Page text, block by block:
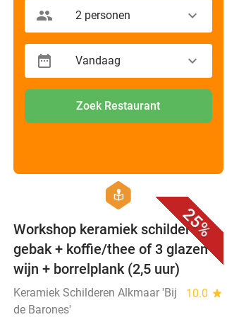
2 personen
Vandaag
Zoek Restaurant
25%
favorite_border
hexagon
course
Workshop keramiek schilderen +
gebak + koffie/thee of 3 glazen
wijn + borrelplank (2,5 uur)
Keramiek Schilderen Alkmaar 'Bij
de Barones'
10.0 star